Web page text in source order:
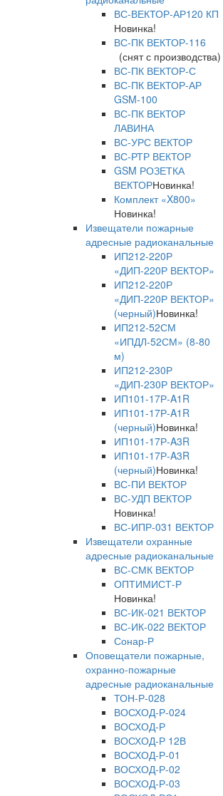
ВС-ВЕКТОР-АР120 КП
Новинка!
ВС-ПК ВЕКТОР-116
(снят с производства)
ВС-ПК ВЕКТОР-С
ВС-ПК ВЕКТОР-АР
GSM-100
ВС-ПК ВЕКТОР
ЛАВИНА
ВС-УРС ВЕКТОР
ВС-РТР ВЕКТОР
GSM РОЗЕТКА
ВЕКТОРНовинка!
Комплект «X800»
Новинка!
Извещатели пожарные
адресные радиоканальные
ИП212-220Р
«ДИП-220Р ВЕКТОР»
ИП212-220Р
«ДИП-220Р ВЕКТОР»
(черный)Новинка!
ИП212-52СМ
«ИПДЛ-52СМ» (8-80
м)
ИП212-230Р
«ДИП-230Р ВЕКТОР»
ИП101-17Р-A1R
ИП101-17Р-A1R
(черный)Новинка!
ИП101-17Р-A3R
ИП101-17Р-A3R
(черный)Новинка!
ВС-ПИ ВЕКТОР
ВС-УДП ВЕКТОР
Новинка!
ВС-ИПР-031 ВЕКТОР
Извещатели охранные
адресные радиоканальные
ВС-СМК ВЕКТОР
ОПТИМИСТ-Р
Новинка!
ВС-ИК-021 ВЕКТОР
ВС-ИК-022 ВЕКТОР
Сонар-Р
Оповещатели пожарные,
охранно-пожарные
адресные радиоканальные
ТОН-Р-028
ВОСХОД-Р-024
ВОСХОД-Р
ВОСХОД-Р 12В
ВОСХОД-Р-01
ВОСХОД-Р-02
ВОСХОД-Р-03